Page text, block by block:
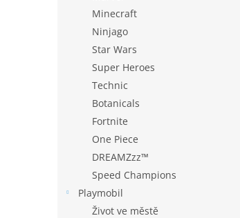
Minecraft
Ninjago
Star Wars
Super Heroes
Technic
Botanicals
Fortnite
One Piece
DREAMZzz™
Speed Champions
Playmobil
Život ve městě